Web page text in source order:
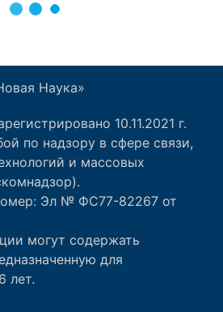
Наука»
10.11.2021 г.
по надзору в сфере связи,
и массовых
Эл № ФС77-82267 от
могут содержать
для
лет.